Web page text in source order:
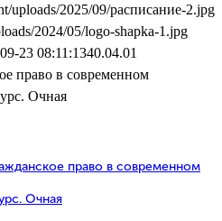
uploads/2025/09/расписание-2.jpg
2024/05/logo-shapka-1.jpg
23 08:11:1340.04.01
право в современном
Очная
право в современном
Очная